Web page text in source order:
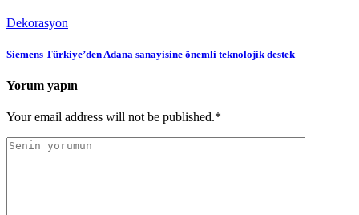
Dekorasyon
Siemens Türkiye’den Adana sanayisine önemli teknolojik destek
Yorum yapın
Your email address will not be published.*